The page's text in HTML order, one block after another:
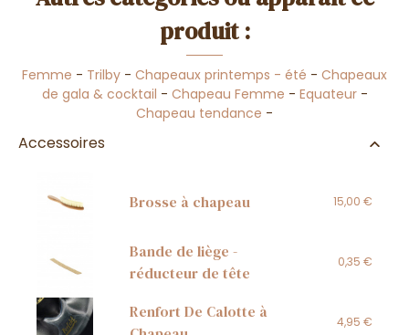
produit :
Femme - Trilby - Chapeaux printemps - été - Chapeaux
de gala & cocktail - Chapeau Femme - Equateur-
Chapeau tendance -
Accessoires
Brosse à chapeau 15,00 €
Bande de liège -
réducteur de tête
0,35 €
Renfort De Calotte à
4,95 €